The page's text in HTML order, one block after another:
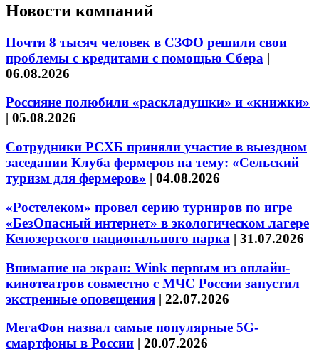
Новости компаний
Почти 8 тысяч человек в СЗФО решили свои
проблемы с кредитами с помощью Сбера |
06.08.2026
Россияне полюбили «раскладушки» и «книжки»
| 05.08.2026
Сотрудники РСХБ приняли участие в выездном
заседании Клуба фермеров на тему: «Сельский
туризм для фермеров» | 04.08.2026
«Ростелеком» провел серию турниров по игре
«БезОпасный интернет» в экологическом лагере
Кенозерского национального парка | 31.07.2026
Внимание на экран: Wink первым из онлайн-
кинотеатров совместно с МЧС России запустил
экстренные оповещения | 22.07.2026
МегаФон назвал самые популярные 5G-
смартфоны в России | 20.07.2026